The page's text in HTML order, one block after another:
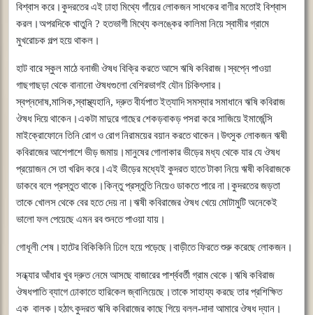
বিশ্বাসকরে।কুদরতেরএইঢাহামিথ্যেগাঁয়েরলোকজনসাধকেরবাণীরমতোইবিশ্বাস
করল।অপরদিকেখাতুনি ? হতভাগীমিথ্যেকলঙ্কেরকালিমানিয়েস্বামীরগ্রামে
মুখরোচকগল্পহয়েথাকল।
হাটবারেস্কুলমাঠেবনাজীঔষধবিক্রিকরতেআসেঋষিকবিরাজ।স্বপ্নেপাওয়া
গাছগাছড়াথেকেবানানোঔষধগুলোবেশিরভাগইযৌনচিকিৎসার।
স্বপ্নদোষ,মাসিক,স্বাস্থ্যহানি,দ্রুতবীর্যপাতইত্যাদিসমস্যারসমাধানেঋষিকবিরাজ
ঔষধদিয়েথাকেন।একটামাদুরেগাছেরশেকড়বাকড়পসরাকরেসাজিয়েইমার্জেন্সি
মাইক্রোফোনেতিনিরোগওরোগনিরাময়েরবয়ানকরতেথাকেন।উৎসুকলোকজনঋষী
কবিরাজেরআশেপাশেভীড়জমায়।মানুষেরগোলাকারভীড়েরমধ্যথেকেযারযেঔষধ
প্রয়োজনসেতাখরিদকরে।এইভীড়েরমধ্যেইকুদরতহাতেটাকানিয়েঋষীকবিরাজকে
ডাকবেবলেপ্রস্তুতথাকে।কিন্তুপ্রস্তুতিনিয়েওডাকতেপারেনা।কুদরতেরজড়তা
তাকেখোলসথেকেবেরহতেদেয়না।ঋষীকবিরাজেরঔষধখেয়েমোটামুটিঅনেকেই
ভালোফলপেয়েছেএমনরবশুনতেপাওয়াযায়।
গোধূলীশেষ।হাটেরবিকিকিনিঢিলেহয়েপড়েছে।বাড়ীতেফিরতেশুরুকরেছেলোকজন।
সন্ধ্যারআঁধারখুবদ্রুতনেমেআসছেবাজারেরপার্শ্ববর্তীগ্রামথেকে।ঋষিকবিরাজ
ঔষধপাতিব্যাগেঢোকাতেহারিকেলজ্বালিয়েছে।তাকেসাহায্যকরছেতারপ্রশিক্ষিত
এক বালক।হঠাৎকুদরতঋষিকবিরাজেরকাছেগিয়েবলল-দাদাআমারেঔষধদ্যান।